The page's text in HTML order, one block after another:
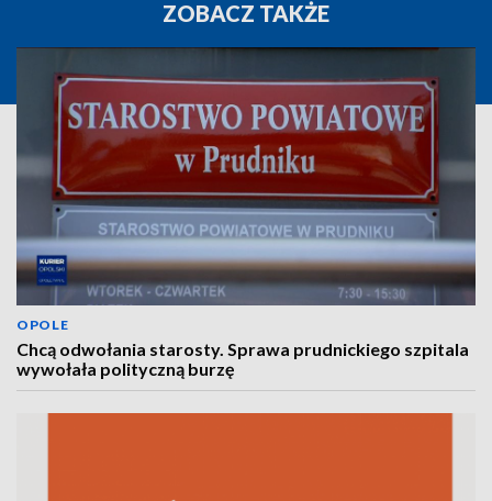
ZOBACZ TAKŻE
OPOLE
Chcą odwołania starosty. Sprawa prudnickiego szpitala
wywołała polityczną burzę